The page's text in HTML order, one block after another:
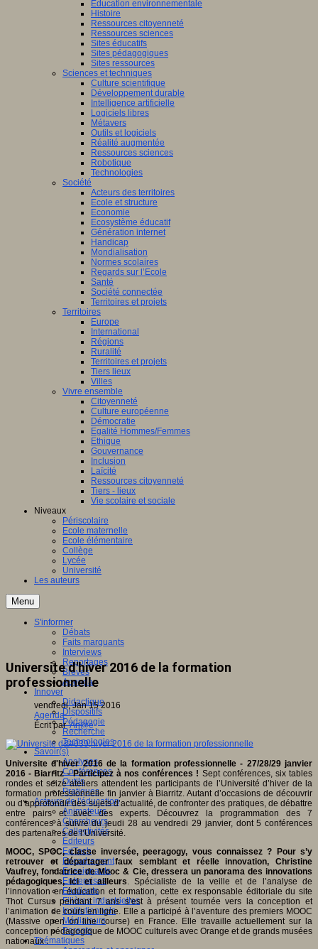
Education environnementale
Histoire
Ressources citoyenneté
Ressources sciences
Sites éducatifs
Sites pédagogiques
Sites ressources
Sciences et techniques
Culture scientifique
Développement durable
Intelligence artificielle
Logiciels libres
Métavers
Outils et logiciels
Réalité augmentée
Ressources sciences
Robotique
Technologies
Société
Acteurs des territoires
Ecole et structure
Economie
Ecosystème éducatif
Génération internet
Handicap
Mondialisation
Normes scolaires
Regards sur l’Ecole
Santé
Société connectée
Territoires et projets
Territoires
Europe
International
Régions
Ruralité
Territoires et projets
Tiers lieux
Villes
Vivre ensemble
Citoyenneté
Culture européenne
Démocratie
Egalité Hommes/Femmes
Ethique
Gouvernance
Inclusion
Laïcité
Ressources citoyenneté
Tiers - lieux
Vie scolaire et sociale
Niveaux
Périscolaire
Ecole maternelle
Ecole élémentaire
Collège
Lycée
Université
Les auteurs
Menu
S'informer
Débats
Faits marquants
Interviews
Reportages
Brèves
Agenda
Innover
Didactique
Dispositifs
Pédagogie
Recherche
Technologies
Savoir(s)
Analyses
Conférences
Outils
Pratiques
Acteurs de l'éducation
Animateurs
Chercheurs
Collectivités
Editeurs
EdTech
Encadrement
Enseignants
Entreprises
Etudiants
Filières industrielles
Institutionnels
Médiateurs
Parents
Thématiques
Universite d'hiver 2016 de la formation
professionnelle
vendredi, Jan 15 2016
Agenda
Écrit parAn@é
Universite d'hiver 2016 de la formation professionnelle - 27/28/29 janvier
2016 - Biarritz - Participez à nos conférences ! Sept conférences, six tables
rondes et seize ateliers attendent les participants de l’Université d’hiver de la
formation professionnelle fin janvier à Biarritz. Autant d’occasions de découvrir
ou d’approfondir des sujets d’actualité, de confronter des pratiques, de débattre
entre pairs et avec des experts. Découvrez la programmation des 7
conférences à suivre du jeudi 28 au vendredi 29 janvier, dont 5 conférences
des partenaires de l’Université.
MOOC, SPOC, classe inversée, peeragogy, vous connaissez ? Pour s’y
retrouver et départager faux semblant et réelle innovation, Christine
Vaufrey, fondatrice de Mooc & Cie, dressera un panorama des innovations
pédagogiques, ici et ailleurs. Spécialiste de la veille et de l’analyse de
l’innovation en éducation et formation, cette ex responsable éditoriale du site
Thot Cursus pendant 7 ans s’est à présent tournée vers la conception et
l’animation de cours en ligne. Elle a participé à l’aventure des premiers MOOC
(Massive open on line course) en France. Elle travaille actuellement sur la
conception pédagogique de MOOC culturels avec Orange et de grands musées
nationaux .